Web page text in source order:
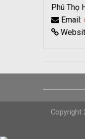
Phú Thọ
Email:
Copyright